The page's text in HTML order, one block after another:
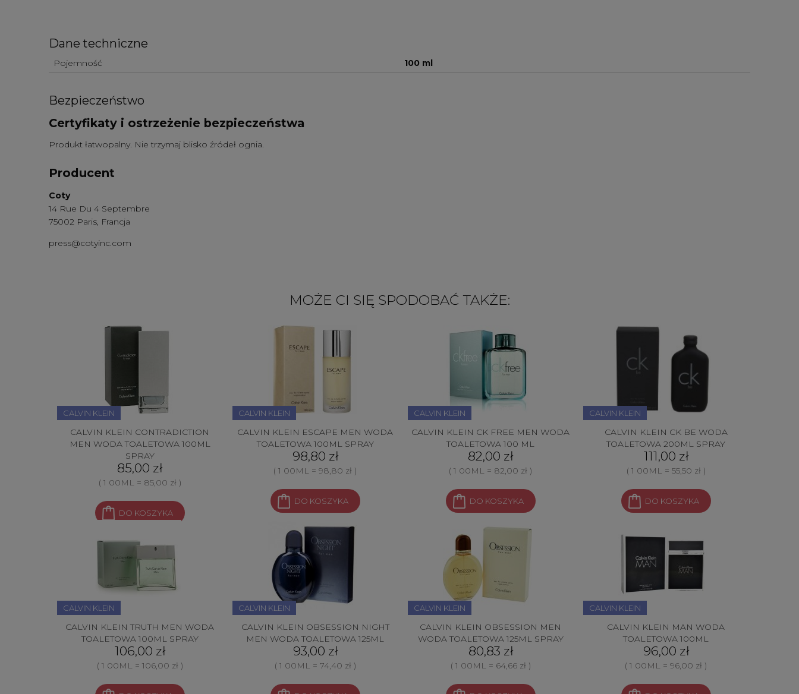
Dane techniczne
Pojemność 100 ml
Bezpieczeństwo
Certyfikaty i ostrzeżenie bezpieczeństwa
Produkt łatwopalny. Nie trzymaj blisko źródeł ognia.
Producent
Coty
14 Rue Du 4 Septembre
75002 Paris, Francja
press@cotyinc.com
MOŻE CI SIĘ SPODOBAĆ TAKŻE:
CALVIN KLEIN
CALVIN KLEIN CONTRADICTION
MEN WODA TOALETOWA 100ML
SPRAY
85,00 zł
( 1 00ML = 85,00 zł )
DO KOSZYKA
CALVIN KLEIN
CALVIN KLEIN ESCAPE MEN WODA
TOALETOWA 100ML SPRAY
98,80 zł
( 1 00ML = 98,80 zł )
DO KOSZYKA
CALVIN KLEIN
CALVIN KLEIN CK FREE MEN WODA
TOALETOWA 100 ML
82,00 zł
( 1 00ML = 82,00 zł )
DO KOSZYKA
CALVIN KLEIN
CALVIN KLEIN CK BE WODA
TOALETOWA 200ML SPRAY
111,00 zł
( 1 00ML = 55,50 zł )
DO KOSZYKA
CALVIN KLEIN
CALVIN KLEIN TRUTH MEN WODA
TOALETOWA 100ML SPRAY
106,00 zł
( 1 00ML = 106,00 zł )
CALVIN KLEIN
CALVIN KLEIN OBSESSION NIGHT
MEN WODA TOALETOWA 125ML
93,00 zł
( 1 00ML = 74,40 zł )
CALVIN KLEIN
CALVIN KLEIN OBSESSION MEN
WODA TOALETOWA 125ML SPRAY
80,83 zł
( 1 00ML = 64,66 zł )
CALVIN KLEIN
CALVIN KLEIN MAN WODA
TOALETOWA 100ML
96,00 zł
( 1 00ML = 96,00 zł )